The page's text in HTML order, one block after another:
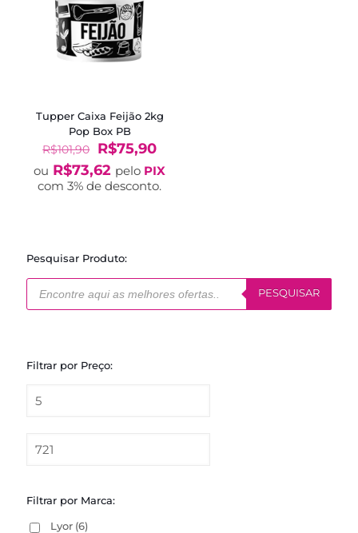
Tupper Caixa Feijão 2kg
Pop Box PB
R$101,90
O
preço
original
era:
R$75,90O
preço
atual
é:
ou R$73,62 pelo PIX
com 3% de desconto.
Pesquisar Produto:
Pesquisar
produtos
PESQUISAR
Filtrar por Preço:
Filtrar por Marca:
Lyor (6)